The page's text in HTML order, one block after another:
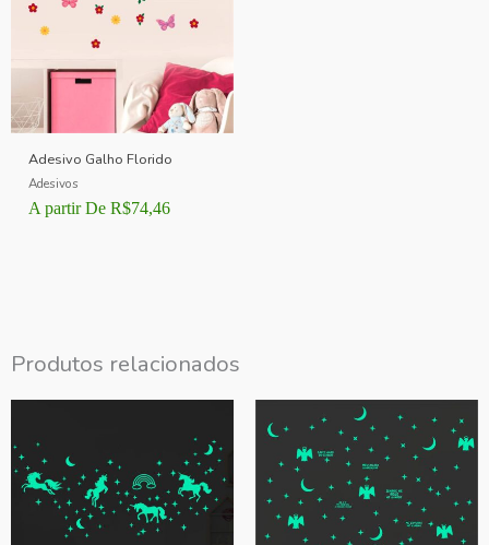
Adesivo Galho Florido
Adesivos
A partir De R$74,46
Produtos relacionados